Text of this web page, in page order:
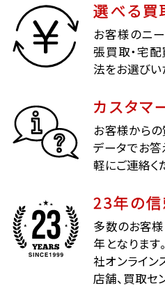
選べる買
お客様のニ
張買取・宅
法をお選びい
カスタマ
お客様から
データでお答
軽にご連絡く
23年の
多数のお客
年となります
社オンライン
店舗、買取セ